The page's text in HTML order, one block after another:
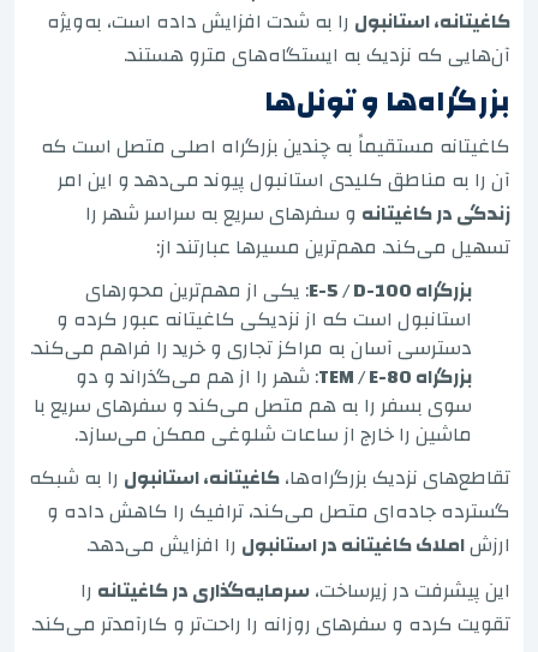
کاغیتانه، استانبول را به شدت افزایش داده است، به‌ویژه
آن‌هایی که نزدیک به ایستگاه‌های مترو هستند.
بزرگراه‌ها و تونل‌ها
کاغیتانه مستقیماً به چندین بزرگراه اصلی متصل است که
آن را به مناطق کلیدی استانبول پیوند می‌دهد و این امر
زندگی در کاغیتانه و سفرهای سریع به سراسر شهر را
تسهیل می‌کند. مهم‌ترین مسیرها عبارتند از:
بزرگراه E-5 / D-100
: یکی از مهم‌ترین محورهای
استانبول است که از نزدیکی کاغیتانه عبور کرده و
دسترسی آسان به مراکز تجاری و خرید را فراهم می‌کند.
بزرگراه TEM / E-80
: شهر را از هم می‌گذراند و دو
سوی بسفر را به هم متصل می‌کند و سفرهای سریع با
ماشین را خارج از ساعات شلوغی ممکن می‌سازد.
تقاطع‌های نزدیک بزرگراه‌ها،کاغیتانه، استانبول را به شبکه
گسترده جاده‌ای متصل می‌کند، ترافیک را کاهش داده و
ارزشاملاک کاغیتانه در استانبول را افزایش می‌دهد.
این پیشرفت در زیرساخت،سرمایه‌گذاری در کاغیتانه را
تقویت کرده و سفرهای روزانه را راحت‌تر و کارآمدتر می‌کند.